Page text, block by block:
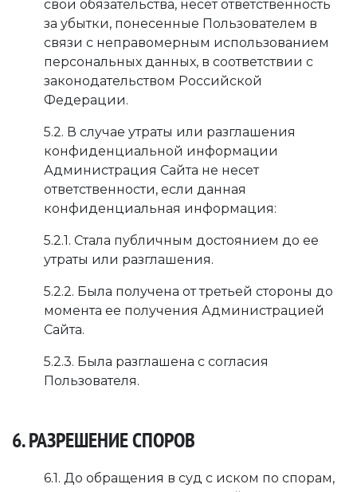
свои обязательства, несет ответственность
за убытки, понесенные Пользователем в
связи с неправомерным использованием
персональных данных, в соответствии с
законодательством Российской
Федерации.
5.2. В случае утраты или разглашения
конфиденциальной информации
Администрация Сайта не несет
ответственности, если данная
конфиденциальная информация:
5.2.1. Стала публичным достоянием до ее
утраты или разглашения.
5.2.2. Была получена от третьей стороны до
момента ее получения Администрацией
Сайта.
5.2.3. Была разглашена с согласия
Пользователя.
6. РАЗРЕШЕНИЕ СПОРОВ
6.1. До обращения в суд с иском по спорам,